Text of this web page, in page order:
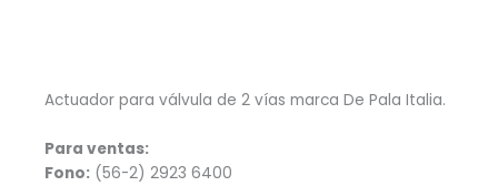
Actuador para válvula de 2 vías marca De Pala Italia.
Para ventas:
Fono: (56-2) 2923 6400